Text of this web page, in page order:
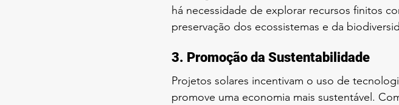
há necessidade de explorar recursos finitos
preservação dos ecossistemas e da
3. Promoção da Sustentabilidade
Projetos solares incentivam o uso de
promove uma economia mais sustentável.